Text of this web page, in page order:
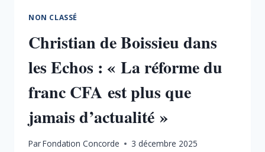
NON CLASSÉ
Christian de Boissieu dans
les Echos : « La réforme du
franc CFA est plus que
jamais d’actualité »
ParFondation Concorde 3 décembre 2025